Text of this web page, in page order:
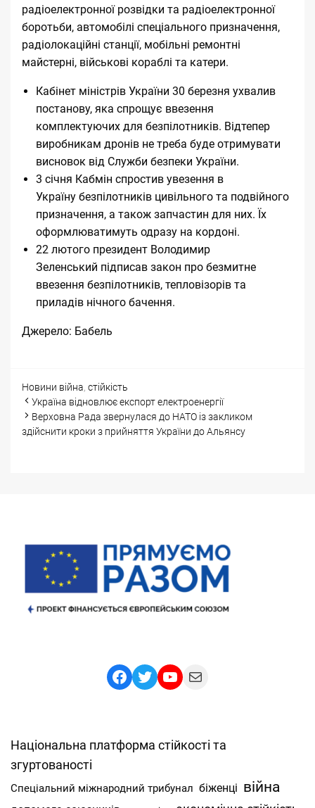
радіоелектронної розвідки та радіоелектронної
боротьби, автомобілі спеціального призначення,
радіолокаційні станції, мобільні ремонтні
майстерні, військові кораблі та катери.
Кабінет міністрів України 30 березня ухвалив
постанову, яка спрощує ввезення
комплектуючих для безпілотників. Відтепер
виробникам дронів не треба буде отримувати
висновок від Служби безпеки України.
3 січня Кабмін спростив увезення в
Україну безпілотників цивільного та подвійного
призначення, а також запчастин для них. Їх
оформлюватимуть одразу на кордоні.
22 лютого президент Володимир
Зеленський підписав закон про безмитне
ввезення безпілотників, тепловізорів та
приладів нічного бачення.
Джерело: Бабель
Categories
Новини Tags
війна, стійкість
Post
navigation
Україна відновлює експорт електроенергії
Верховна Рада звернулася до НАТО із закликом
здійснити кроки з прийняття України до Альянсу
Facebook
TwitterYouTube
Mail
Національна платформа стійкості та
згуртованості
Спеціальний міжнародний трибунал біженці війна